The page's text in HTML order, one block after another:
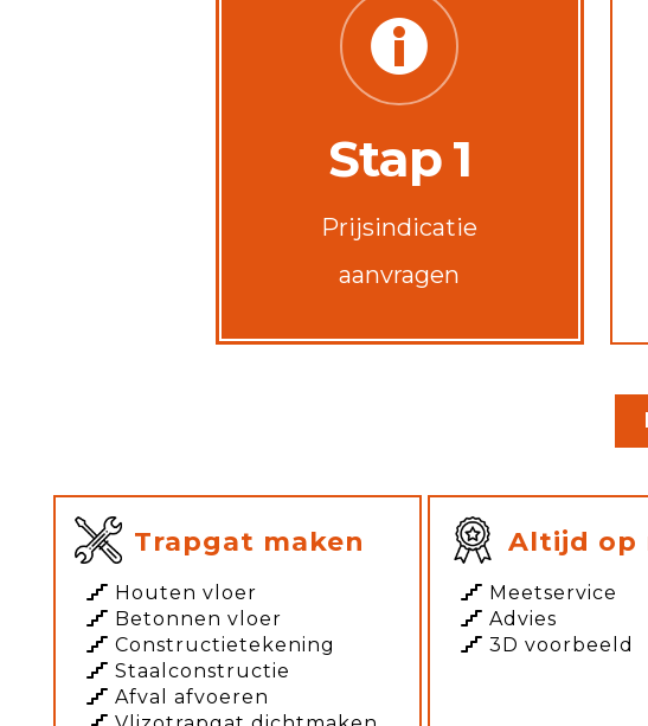
Stap 1
Prijsindicatie
aanvragen
Trapgat maken
Houten vloer
Betonnen vloer
Constructietekening
Staalconstructie
Afval afvoeren
Altijd op
Meetservice
Advies
3D voorbeeld